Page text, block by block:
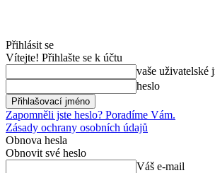
Přihlásit se
Vítejte! Přihlašte se k účtu
vaše uživatelské
heslo
Zapomněli jste heslo? Poradíme Vám.
Zásady ochrany osobních údajů
Obnova hesla
Obnovit své heslo
Váš e-mail